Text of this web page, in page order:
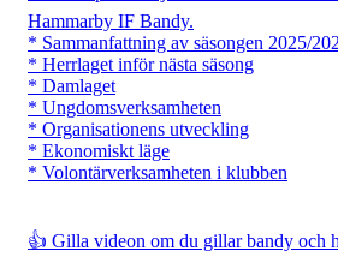
Hammarby IF Bandy.
* Sammanfattning av säsongen 2025/
* Herrlaget inför nästa säsong
* Damlaget
* Ungdomsverksamheten
* Organisationens utveckling
* Ekonomiskt läge
* Volontärverksamheten i klubben
👍 Gilla videon om du gillar bandy och